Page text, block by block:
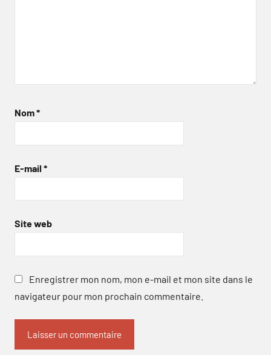
Nom*
E-mail *
Site web
Enregistrer mon nom, mon e-mail et mon site dans le
navigateur pour mon prochain commentaire.